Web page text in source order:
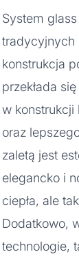
System
tradycyjnych
konstrukcja
przekłada
w konstrukcji
oraz
zaletą jest
elegancko i
ciepła, ale
Dodatkowo,
technologie,